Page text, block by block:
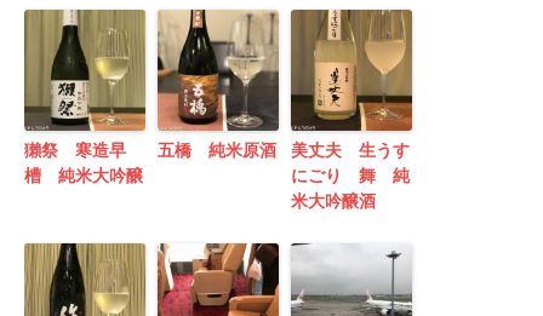
獺祭 寒造早
槽 純米大吟醸
五橋 純米原酒
美丈夫 生うす
にごり 舞 純
米大吟醸酒